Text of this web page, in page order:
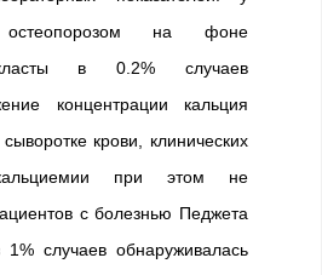
на фоне
в 0.2% случаев
концентрации кальция
крови, клинических
при этом не
с болезнью Педжета
1% случаев обнаруживалась